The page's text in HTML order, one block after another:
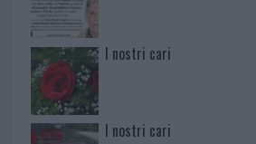
I nostri cari
I nostri cari